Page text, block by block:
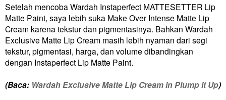
Setelah mencoba Wardah Instaperfect MATTESETTER Lip
Matte Paint, saya lebih suka Make Over Intense Matte Lip
Cream karena tekstur dan pigmentasinya. Bahkan Wardah
Exclusive Matte Lip Cream masih lebih nyaman dari segi
tekstur, pigmentasi, harga, dan volume dibandingkan
dengan Instaperfect Lip Matte Paint.
(Baca: Wardah Exclusive Matte Lip Cream in Plump it Up)